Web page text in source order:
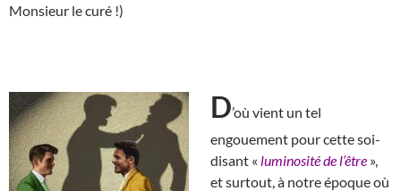
Monsieur le curé !)
D’où vient un tel
engouement pour cette soi-
disant « luminosité de l’être »,
et surtout, à notre époque où